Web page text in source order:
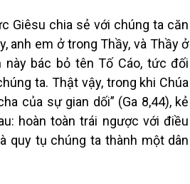
Giêsu chia sẻ với chúng ta căn
anh em ở trong Thầy, và Thầy ở
bác bỏ tên Tố Cáo, tức đối
ta. Thật vậy, trong khi Chúa
của sự gian dối” (Ga 8,44), kẻ
hoàn toàn trái ngược với điều
quy tụ chúng ta thành một dân